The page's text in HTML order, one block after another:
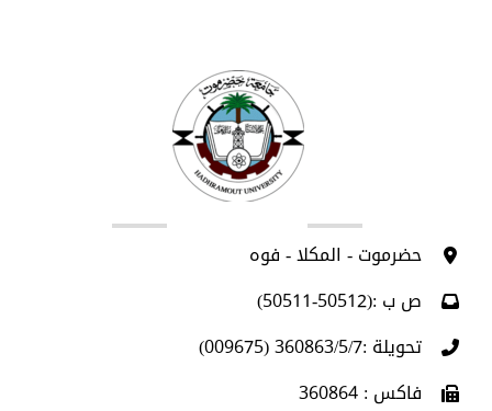
حضرموت - المكلا - فوه
ص ب :(50512-50511)
تحويلة :360863/5/7 (009675)
فاكس : 360864